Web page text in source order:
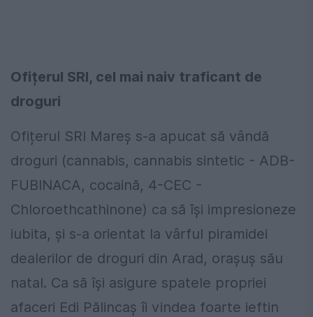
Ofițerul SRI, cel mai naiv traficant de
droguri
Ofițerul SRI Mareș s-a apucat să vândă
droguri (cannabis, cannabis sintetic - ADB-
FUBINACA, cocaină, 4-CEC -
Chloroethcathinone) ca să își impresioneze
iubita, și s-a orientat la vârful piramidei
dealerilor de droguri din Arad, orașuș său
natal. Ca să își asigure spatele propriei
afaceri Edi Pălincaș îi vindea foarte ieftin